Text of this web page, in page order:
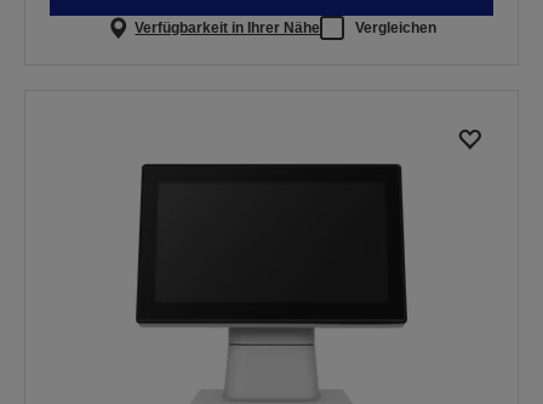
Verfügbarkeit in Ihrer Nähe Vergleichen